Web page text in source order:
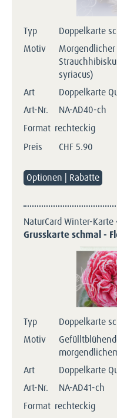
Typ
Doppelkarte
Motiv
syriacus)
Art
Doppelkarte
Art-Nr.
NA-AD40-ch
Format rechteckig
Preis
CHF5.90
Optionen | Rabatte
NaturCard Winter-Karte
Grusskarte schmal -
Typ
Doppelkarte
Motiv
Art
Doppelkarte
Art-Nr.
NA-AD41-ch
Format rechteckig